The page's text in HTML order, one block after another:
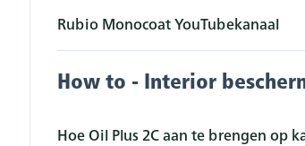
Rubio Monocoat YouTubekanaal
How to - Interior
Hoe Oil Plus 2C aan te brengen op